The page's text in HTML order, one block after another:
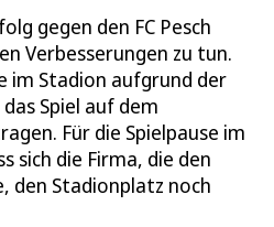
gegen den FC Pesch
Verbesserungen zu tun.
im Stadion aufgrund der
Spiel auf dem
Für die Spielpause im
sich die Firma, die den
den Stadionplatz noch